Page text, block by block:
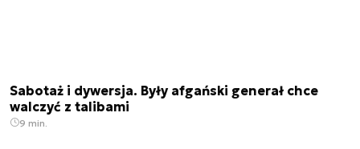
Sabotaż i dywersja. Były afgański generał chce
walczyć z talibami
9 min.